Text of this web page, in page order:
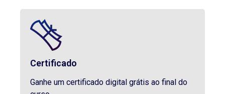
Certificado
Ganhe um certificado digital grátis ao final do